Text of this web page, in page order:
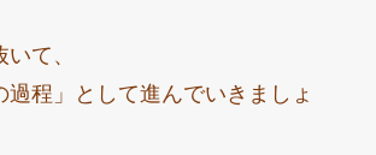
て、
過程」として進んでいきましょ